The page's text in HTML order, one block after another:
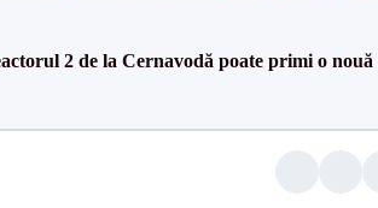
2 de la Cernavodă poate primi o nouă